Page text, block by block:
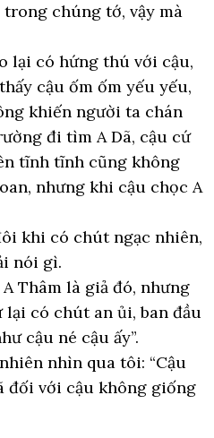
chúng tớ, vậy mà
lại có hứng thú với cậu,
cậu ốm ốm yếu yếu,
khiến người ta chán
đi tìm A Dã, cậu cứ
tĩnh tĩnh cũng không
nhưng khi cậu chọc A
khi có chút ngạc nhiên,
nói gì.
Thâm là giả đó, nhưng
lại có chút an ủi, ban đầu
cậu né cậu ấy”.
nhìn qua tôi: “Cậu
đối với cậu không giống